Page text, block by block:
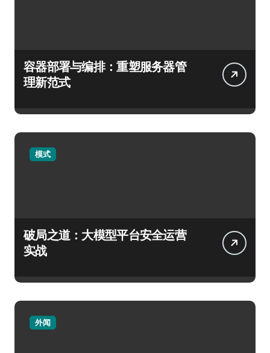
容器部署与编排：重塑服务器管
理新范式
模式
破局之道：大模型平台安全运营
实战
外闻